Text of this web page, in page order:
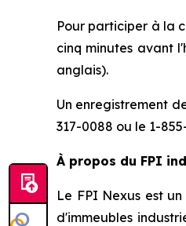
Pour participer à la
cinq minutes avant
anglais).
Un enregistrement
317-0088 ou le 1-
À propos du FPI
Le FPI Nexus est
d'immeubles